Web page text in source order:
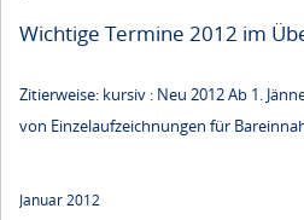
Wichtige Termine 2012 im
Zitierweise: kursiv : Neu 2012 Ab 1.
von Einzelaufzeichnungen für
Januar 2012